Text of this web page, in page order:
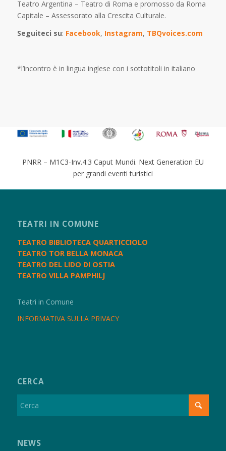
Teatro Argentina – Teatro di Roma e promosso da Roma
Capitale – Assessorato alla Crescita Culturale.
Seguiteci su: Facebook, Instagram, TBQvoices.com
*l’incontro è in lingua inglese con i sottotitoli in italiano
PNRR – M1C3-Inv.4.3 Caput Mundi. Next Generation EU
per grandi eventi turistici
TEATRI IN COMUNE
TEATRO BIBLIOTECA QUARTICCIOLO
TEATRO TOR BELLA MONACA
TEATRO DEL LIDO DI OSTIA
TEATRO VILLA PAMPHILJ
Teatri in Comune
INFORMATIVA SULLA PRIVACY
CERCA
NEWS